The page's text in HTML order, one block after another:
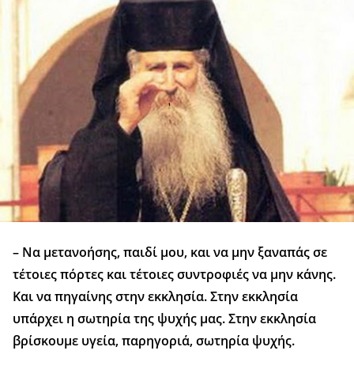
– Να μετανοήσης, παιδί μου, και να μην ξαναπάς σε
τέτοιες πόρτες και τέτοιες συντροφιές να μην κάνης.
Και να πηγαίνης στην εκκλησία. Στην εκκλησία
υπάρχει η σωτηρία της ψυχής μας. Στην εκκλησία
βρίσκουμε υγεία, παρηγοριά, σωτηρία ψυχής.